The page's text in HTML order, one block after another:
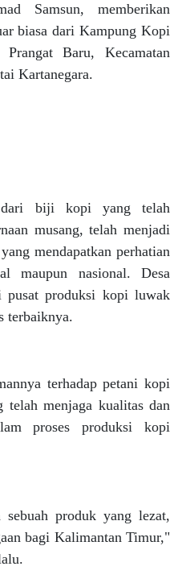
Samsun, memberikan
biasa dari Kampung Kopi
Baru, Kecamatan
Kartanegara.
biji kopi yang telah
musang, telah menjadi
mendapatkan perhatian
maupun nasional. Desa
pusat produksi kopi luwak
terbaiknya.
terhadap petani kopi
telah menjaga kualitas dan
proses produksi kopi
produk yang lezat,
bagi Kalimantan Timur,"